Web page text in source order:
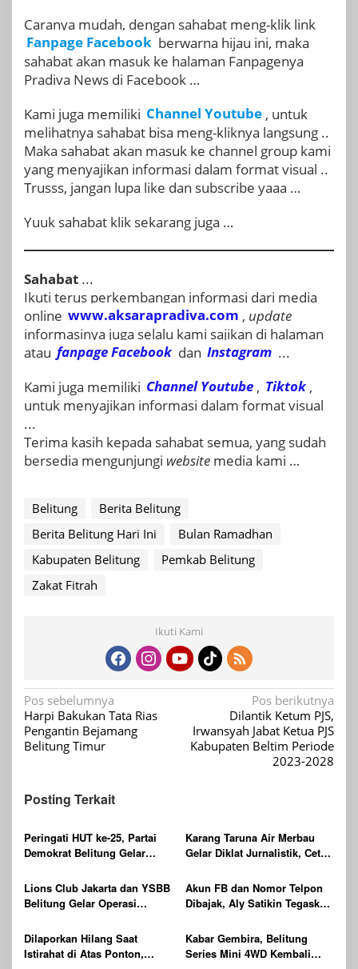
Caranya mudah, dengan sahabat meng-klik link
Fanpage Facebook berwarna hijau ini, maka
sahabat akan masuk ke halaman Fanpagenya
Pradiva News di Facebook …
Kami juga memiliki Channel Youtube , untuk
melihatnya sahabat bisa meng-kliknya langsung ..
Maka sahabat akan masuk ke channel group kami
yang menyajikan informasi dalam format visual ..
Trusss, jangan lupa like dan subscribe yaaa …
Yuuk sahabat klik sekarang juga …
Sahabat ...
Ikuti terus perkembangan informasi dari media
online www.aksarapradiva.com , update
informasinya juga selalu kami sajikan di halaman
atau fanpageFacebook dan Instagram ...
Kami juga memiliki Channel Youtube , Tiktok ,
untuk menyajikan informasi dalam format visual
...
Terima kasih kepada sahabat semua, yang sudah
bersedia mengunjungi website media kami …
Belitung
Berita Belitung
Berita Belitung Hari Ini
Bulan Ramadhan
Kabupaten Belitung
Pemkab Belitung
Zakat Fitrah
Ikuti Kami
Navigasi
pos
Pos sebelumnya
Harpi Bakukan Tata Rias
Pengantin Bejamang
Belitung Timur
Pos berikutnya
Dilantik Ketum PJS,
Irwansyah Jabat Ketua PJS
Kabupaten Beltim Periode
2023-2028
Posting Terkait
Peringati HUT ke-25, Partai
Demokrat Belitung Gelar
Indonesia ASRI
Karang Taruna Air Merbau
Gelar Diklat Jurnalistik, Cetak
Digital
Lions Club Jakarta dan YSBB
Belitung Gelar Operasi
Laser, Targetkan 100 Peserta
Akun FB dan Nomor Telpon
Dibajak, Aly Satikin Tegaskan
Dilaporkan Hilang Saat
Istirahat di Atas Ponton,
Kabar Gembira, Belitung
Series Mini 4WD Kembali